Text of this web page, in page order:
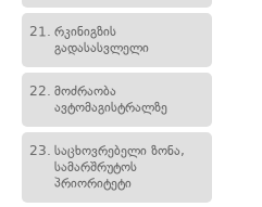
21. რკინიგზის
გადასასვლელი
22. მოძრაობა
ავტომაგისტრალზე
23. საცხოვრებელი ზონა,
სამარშრუტოს
პრიორიტეტი